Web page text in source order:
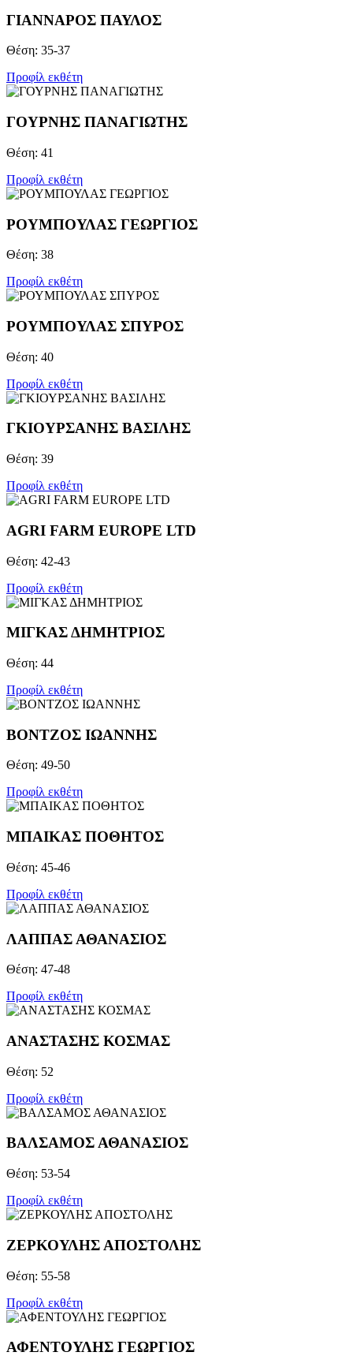
ΓΙΑΝΝΑΡΟΣ ΠΑΥΛΟΣ
Θέση: 35-37
Προφίλ εκθέτη
ΓΟΥΡΝΗΣ ΠΑΝΑΓΙΩΤΗΣ
Θέση: 41
Προφίλ εκθέτη
ΡΟΥΜΠΟΥΛΑΣ ΓΕΩΡΓΙΟΣ
Θέση: 38
Προφίλ εκθέτη
ΡΟΥΜΠΟΥΛΑΣ ΣΠΥΡΟΣ
Θέση: 40
Προφίλ εκθέτη
ΓΚΙΟΥΡΣΑΝΗΣ ΒΑΣΙΛΗΣ
Θέση: 39
Προφίλ εκθέτη
AGRI FARM EUROPE LTD
Θέση: 42-43
Προφίλ εκθέτη
ΜΙΓΚΑΣ ΔΗΜΗΤΡΙΟΣ
Θέση: 44
Προφίλ εκθέτη
ΒΟΝΤΖOΣ ΙΩΑΝΝΗΣ
Θέση: 49-50
Προφίλ εκθέτη
ΜΠΑΙΚΑΣ ΠΟΘΗΤΟΣ
Θέση: 45-46
Προφίλ εκθέτη
ΛΑΠΠΑΣ ΑΘΑΝΑΣΙΟΣ
Θέση: 47-48
Προφίλ εκθέτη
ΑΝΑΣΤΑΣΗΣ ΚΟΣΜΑΣ
Θέση: 52
Προφίλ εκθέτη
ΒΑΛΣΑΜΟΣ ΑΘΑΝΑΣΙΟΣ
Θέση: 53-54
Προφίλ εκθέτη
ΖΕΡΚΟΥΛΗΣ ΑΠΟΣΤΟΛΗΣ
Θέση: 55-58
Προφίλ εκθέτη
ΑΦΕΝΤΟΥΛΗΣ ΓΕΩΡΓΙΟΣ